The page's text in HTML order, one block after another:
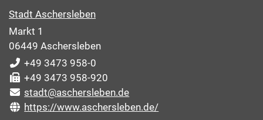
Stadt Aschersleben
Markt 1
06449 Aschersleben
+49 3473 958-0
+49 3473 958-920
stadt@aschersleben.de
https://www.aschersleben.de/